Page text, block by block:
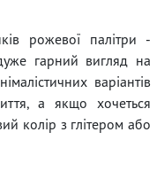
рожевої палітри -
гарний вигляд на
варіантів
а якщо хочеться
колір з глітером або